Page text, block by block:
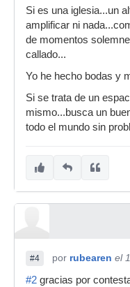
Si es una iglesia...un
amplificar ni
de momentos
callado...
Yo he hecho bodas y
Si se trata de un
mismo...busca un
todo el mundo sin
#4 por rubearen el
#2 gracias por